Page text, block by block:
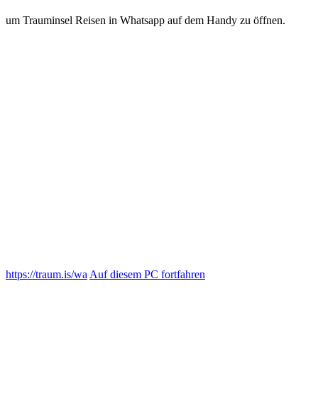
um Trauminsel Reisen in Whatsapp auf dem Handy zu öffnen.
https://traum.is/wa Auf diesem PC fortfahren